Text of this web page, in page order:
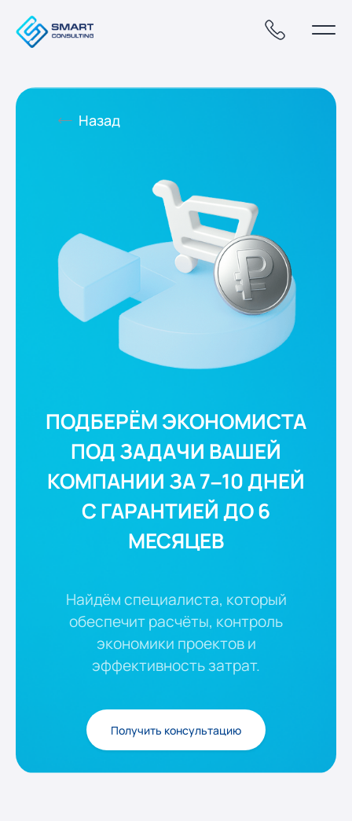
Назад
ПОДБЕРЁМ ЭКОНОМИСТА
ПОД ЗАДАЧИ ВАШЕЙ
КОМПАНИИ ЗА 7–10 ДНЕЙ
С ГАРАНТИЕЙ ДО 6
МЕСЯЦЕВ
Найдём специалиста, который
обеспечит расчёты, контроль
экономики проектов и
эффективность затрат.
Получить консультацию